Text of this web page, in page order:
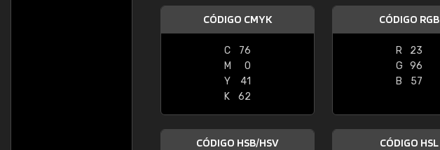
CÓDIGO CMYK
C
76
M
0
Y
41
K
62
CÓDIGO RGB
R
23
G
96
B
57
CÓDIGO HSB/HSV CÓDIGO HSL